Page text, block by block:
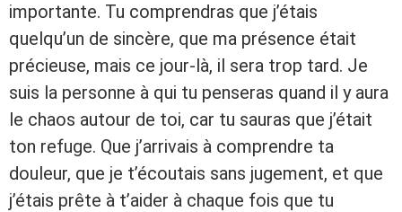
importante. Tu comprendras que j’étais
quelqu’un de sincère, que ma présence était
précieuse, mais ce jour-là, il sera trop tard. Je
suis la personne à qui tu penseras quand il y aura
le chaos autour de toi, car tu sauras que j’était
ton refuge. Que j’arrivais à comprendre ta
douleur, que je t’écoutais sans jugement, et que
j’étais prête à t’aider à chaque fois que tu